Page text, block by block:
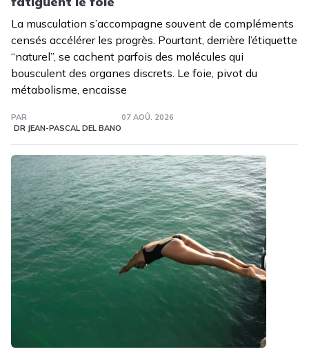
La musculation s’accompagne souvent de compléments
censés accélérer les progrès. Pourtant, derrière l’étiquette
“naturel”, se cachent parfois des molécules qui
bousculent des organes discrets. Le foie, pivot du
métabolisme, encaisse
PAR
DR JEAN-PASCAL DEL BANO
07 AOÛ. 2026